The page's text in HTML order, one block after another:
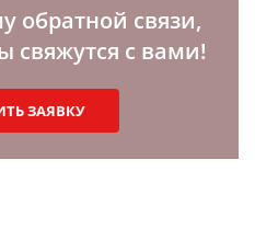
обратной связи,
с вами!
ЗАЯВКУ